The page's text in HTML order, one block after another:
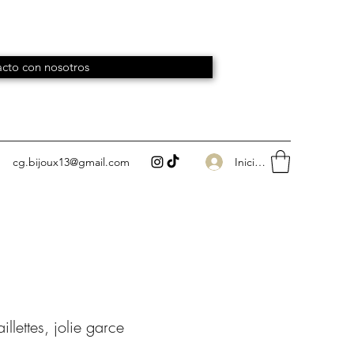
con nosotros
cg.bijoux13@gmail.com Iniciar sesión
jolie garce